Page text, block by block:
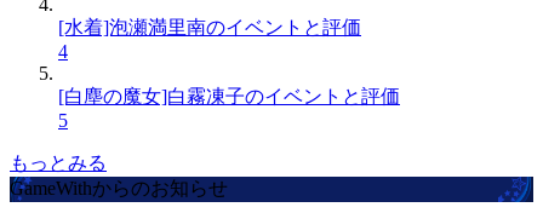
[水着]泡瀬満里南のイベントと評価
4
[白塵の魔女]白霧凍子のイベントと評価
5
もっとみる
GameWithからのお知らせ